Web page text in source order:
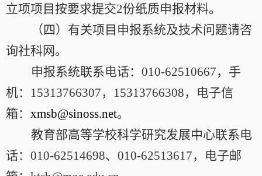
立项项目按要求提交2份纸质申报材料。
（四）有关项目申报系统及技术问题请咨
询社科网。
申报系统联系电话： 010-62510667，手
机： 15313766307， 15313766308，电子信
箱： xmsb@sinoss.net。
教育部高等学校科学研究发展中心联系电
话： 010-62514698、 010-62513617，电子邮